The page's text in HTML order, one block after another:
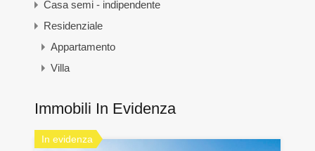
Casa semi - indipendente
Residenziale
Appartamento
Villa
Immobili In Evidenza
In evidenza